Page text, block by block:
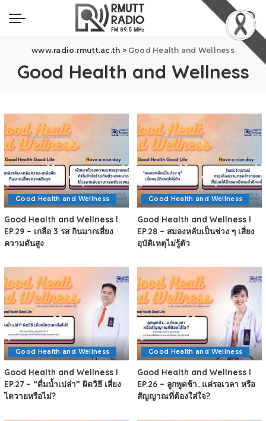
www.radio.rmutt.ac.th > Good Health and Wellness
Good Health and Wellness
Good Health and Wellness
Good Health and Wellness l
EP.29 – เกลือ 3 รส กินมากเสี่ยง
ความดันสูง
Good Health and Wellness
Good Health and Wellness l
EP.28 – สมองหลับเป็นช่วง ๆ เสี่ยง
อุบัติเหตุไม่รู้ตัว
Good Health and Wellness
Good Health and Wellness l
EP.27 – “ดื่มน้ำเปล่า” ผิดวิธี เสี่ยง
ไตวายหรือไม่?
Good Health and Wellness
Good Health and Wellness l
EP.26 – ลูกพูดช้า…แค่รอเวลา หรือ
สัญญาณที่ต้องใส่ใจ?